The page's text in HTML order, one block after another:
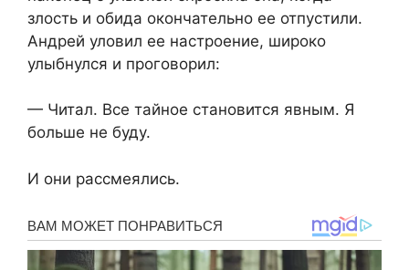
злость и обида окончательно ее отпустили.
Андрей уловил ее настроение, широко
улыбнулся и проговорил:
— Читал. Все тайное становится явным. Я
больше не буду.
И они рассмеялись.